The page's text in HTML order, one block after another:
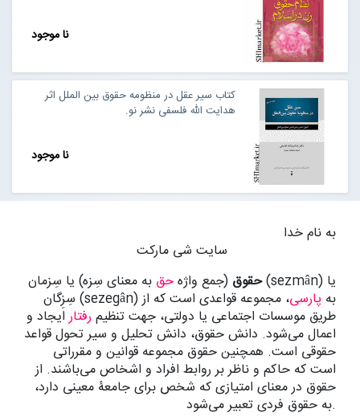
نا موجود
کتاب سیر عقل در منظومه حقوق بین الملل اثر
هدایت الله فلسفی نشر نو.
نا موجود
به نام خدا
سایت شی مارکت
حقوق (جمع واژهحق به معنای سِزه) یا سِزمان (sezmân) یا
سِزِگان (sezegân) به پارسی، مجموعه قواعدی است که از
طریق موسسات اجتماعی یا دولتی، جهت تنظیم رفتارایجاد و
اعمال می‌شود. دانش حقوق، دانش تحلیل و سیر تحول قواعد
حقوقی است. همچنین حقوق مجموعه قوانین و مقرراتی
است که حاکم و ناظر بر روابط افراد و اشخاص می‌باشند. از
حقوق در معنای امتیازی که شخص برای جامعۀ معینی دارد،
به حقوق فردی تعبیر می‌شود.